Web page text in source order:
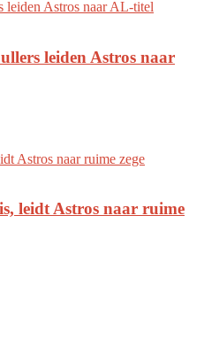
leiden Astros naar
leidt Astros naar ruime